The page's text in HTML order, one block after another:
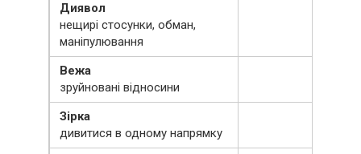
Диявол
нещирі стосунки, обман,
маніпулювання
Вежа
зруйновані відносини
Зірка
дивитися в одному напрямку